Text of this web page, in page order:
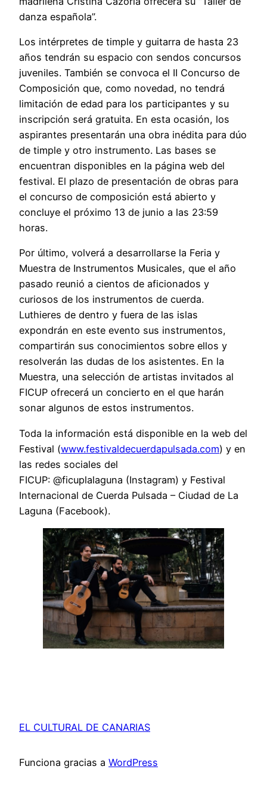
danza española”.
Los intérpretes de timple y guitarra de hasta 23
años tendrán su espacio con sendos concursos
juveniles. También se convoca el II Concurso de
Composición que, como novedad, no tendrá
limitación de edad para los participantes y su
inscripción será gratuita. En esta ocasión, los
aspirantes presentarán una obra inédita para dúo
de timple y otro instrumento. Las bases se
encuentran disponibles en la página web del
festival. El plazo de presentación de obras para
el concurso de composición está abierto y
concluye el próximo 13 de junio a las 23:59
horas.
Por último, volverá a desarrollarse la Feria y
Muestra de Instrumentos Musicales, que el año
pasado reunió a cientos de aficionados y
curiosos de los instrumentos de cuerda.
Luthieres de dentro y fuera de las islas
expondrán en este evento sus instrumentos,
compartirán sus conocimientos sobre ellos y
resolverán las dudas de los asistentes. En la
Muestra, una selección de artistas invitados al
FICUP ofrecerá un concierto en el que harán
sonar algunos de estos instrumentos.
Toda la información está disponible en la web del
Festival (www.festivaldecuerdapulsada.com) y en
las redes sociales del
FICUP: @ficuplalaguna (Instagram) y Festival
Internacional de Cuerda Pulsada – Ciudad de La
Laguna (Facebook).
EL CULTURAL DE CANARIAS
Funciona gracias a WordPress